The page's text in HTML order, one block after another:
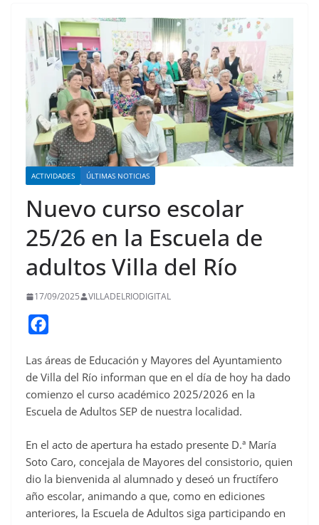
ACTIVIDADES ÚLTIMAS NOTICIAS
Nuevo curso escolar
25/26 en la Escuela de
adultos Villa del Río
17/09/2025 VILLADELRIODIGITAL
c
e
b
o
k
Las áreas de Educación y Mayores del Ayuntamiento
de Villa del Río informan que en el día de hoy ha dado
comienzo el curso académico 2025/2026 en la
Escuela de Adultos SEP de nuestra localidad.
En el acto de apertura ha estado presente D.ª María
Soto Caro, concejala de Mayores del consistorio, quien
dio la bienvenida al alumnado y deseó un fructífero
año escolar, animando a que, como en ediciones
anteriores, la Escuela de Adultos siga participando en